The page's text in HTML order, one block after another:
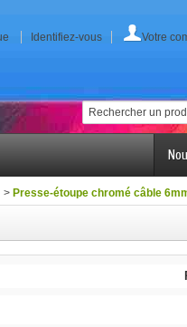
Identifiez-vous Votre
> Presse-étoupe chromé câble